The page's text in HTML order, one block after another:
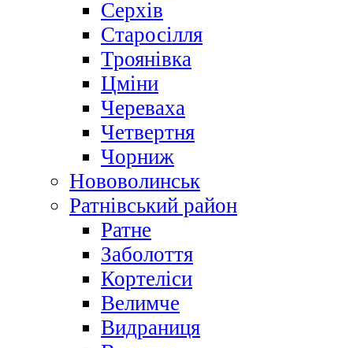
Серхів
Старосілля
Троянівка
Цміни
Череваха
Четвертня
Чорниж
Нововолинськ
Ратнівський район
Ратне
Заболоття
Кортеліси
Велимче
Видраниця